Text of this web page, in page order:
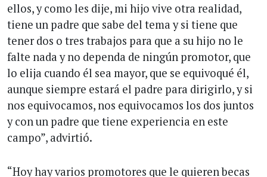
ellos, y como les dije, mi hijo vive otra realidad,
tiene un padre que sabe del tema y si tiene que
tener dos o tres trabajos para que a su hijo no le
falte nada y no dependa de ningún promotor, que
lo elija cuando él sea mayor, que se equivoqué él,
aunque siempre estará el padre para dirigirlo, y si
nos equivocamos, nos equivocamos los dos juntos
y con un padre que tiene experiencia en este
campo”, advirtió.
“Hoy hay varios promotores que le quieren becas